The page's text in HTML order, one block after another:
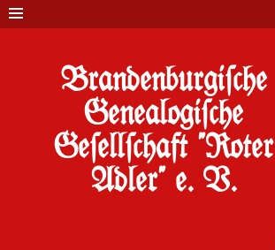
Brandenburgi#che
Genealogi#che
Ge#ell#chaft "Roter
Adler" e. V.